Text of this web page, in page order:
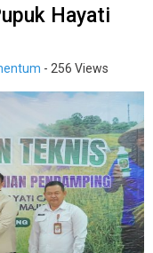
Hayati
- 256 Views